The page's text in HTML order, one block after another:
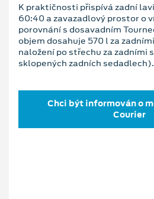
K praktičnosti přispívá zadní
60:40 a zavazadlový prostor o
porovnání s dosavadním
objem dosahuje 570 l za
naložení po střechu za zadními
sklopených zadních sedadlech).
Chci být informován o
Courier